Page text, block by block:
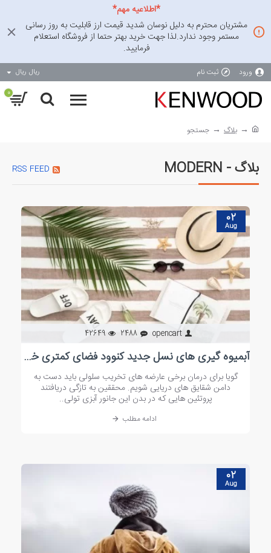
*اطلاعیه مهم*
مشتریان محترم به دلیل نوسان شدید قیمت ارز قابلیت به روز رسانی
مستمر وجود ندارد.لذا جهت خرید بهتر حتما از فروشگاه استعلام
فرمایید.
ورود ثبت نام ریال ریال
0
بلاگ جستجو
بلاگ - MODERN RSS FEED
02
Aug
opencart
2488
42649
آبمیوه گیری های نسل جدید کنوود فضای کمتری خواهند گرفت
گویا برای درمان برخی عارضه های تخریب سلولی باید دست به
دامن شقایق های دریایی شویم. محققین به تازگی دریافتند
پروتئین هایی که در بدن این جانور آبزی تولی..
ادامه مطلب
02
Aug